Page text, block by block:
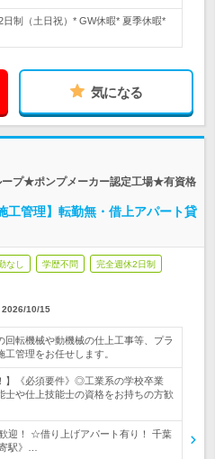
制（土日祝）* GW休暇* 夏季休暇*
気になる
プ★ポンプメーカー認定工場★有資格
工管理】転勤無・借上アパート貸
なし 学歴不問 完全週休2日制
2026/10/15
回転機械や動機械の仕上工事等、プラ
管理をお任せします。
】《必須要件》◎工業系の学校卒業
士や仕上技能士の資格をお持ちの方歓
迎！ ☆借り上げアパート有り！ 千葉
駅》…